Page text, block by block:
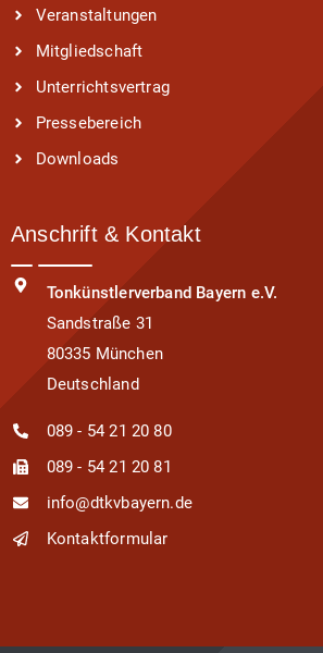
Veranstaltungen
Mitgliedschaft
Unterrichtsvertrag
Pressebereich
Downloads
Anschrift & Kontakt
Tonkünstlerverband Bayern e.V.
Sandstraße 31
80335 München
Deutschland
089 - 54 21 20 80
089 - 54 21 20 81
info@dtkvbayern.de
Kontaktformular